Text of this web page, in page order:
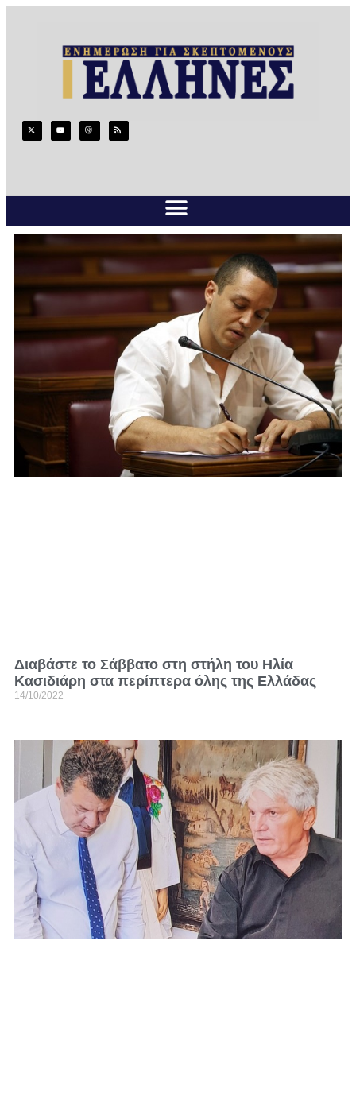
Διαβάστε το Σάββατο στη στήλη του Ηλία
Κασιδιάρη στα περίπτερα όλης της Ελλάδας
14/10/2022